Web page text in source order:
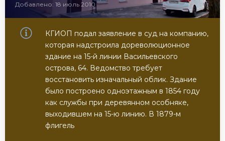
Добавлено: 18 июль 2010
КГИОП подал заявление в суд на компанию,
которая надстроила дореволюционное
здание на 15-й линии Васильевского
острова, 64. Ведомство требует
восстановить изначальный облик. Здание
было построено одноэтажным в 1854 году
как службы при деревянном особняке,
выходившем на 15-ю линию. В 1879-м
флигель